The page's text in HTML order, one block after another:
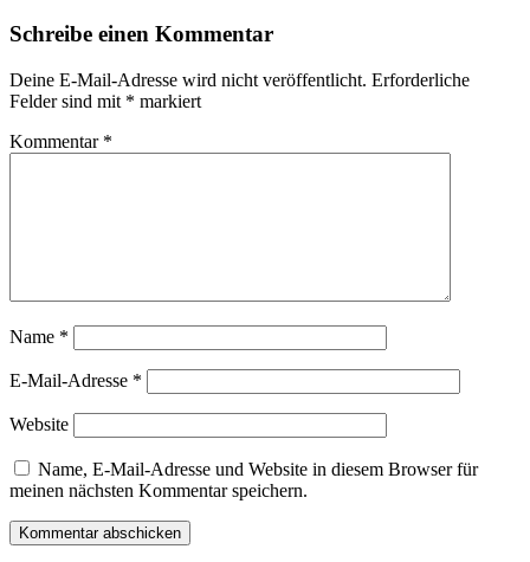
Schreibe einen Kommentar
Deine E-Mail-Adresse wird nicht veröffentlicht. Erforderliche
Felder sind mit * markiert
Kommentar *
Name *
E-Mail-Adresse *
Website
Name, E-Mail-Adresse und Website in diesem Browser für
meinen nächsten Kommentar speichern.